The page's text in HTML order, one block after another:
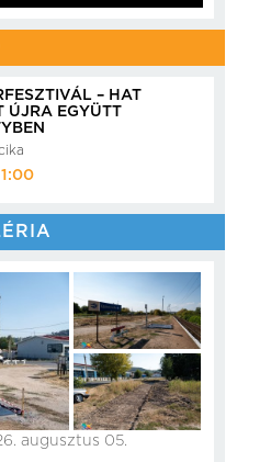
– HAT
ÚJRA EGYÜTT
augusztus 05.